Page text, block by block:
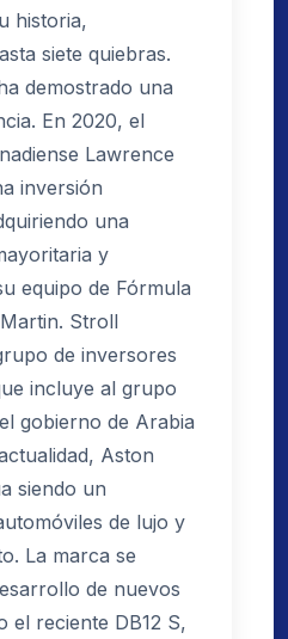
historia,
siete quiebras.
demostrado una
En 2020, el
Lawrence
inversión
una
y
equipo de Fórmula
Stroll
de inversores
incluye al grupo
gobierno de Arabia
Aston
siendo un
de lujo y
La marca se
de nuevos
el reciente DB12 S,